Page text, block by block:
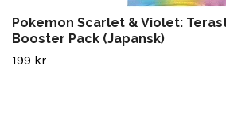
Pokemon Scarlet & Violet:
Booster Pack (Japansk)
199 kr